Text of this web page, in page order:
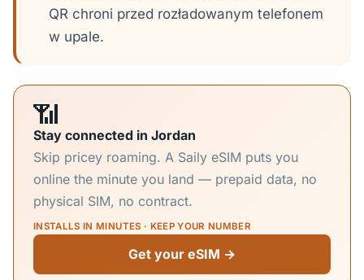
QR chroni przed rozładowanym telefonem
w upale.
📶
Stay connected in Jordan
Skip pricey roaming. A Saily eSIM puts you
online the minute you land — prepaid data, no
physical SIM, no contract.
INSTALLS IN MINUTES · KEEP YOUR NUMBER
Get your eSIM →